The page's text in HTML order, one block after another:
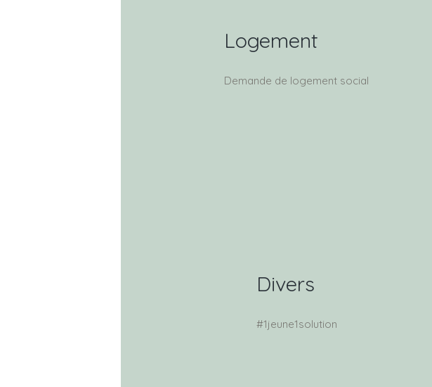
Logement
Demande de logement social
Divers
#1jeune1solution